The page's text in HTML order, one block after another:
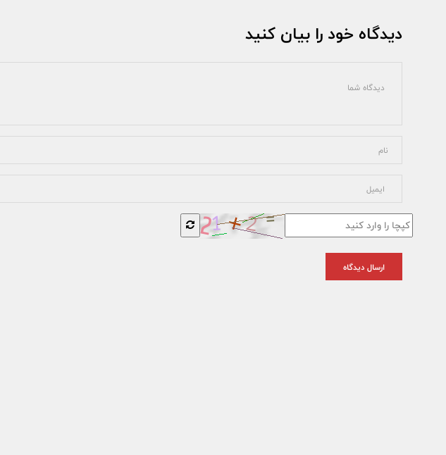
دیدگاه خود را بیان کنید
ارسال دیدگاه